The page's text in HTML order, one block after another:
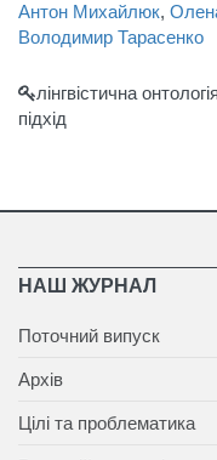
Антон Михайлюк,
Володимир Тарасенко
лінгвістична
підхід
НАШ ЖУРНАЛ
Поточний випуск
Архів
Цілі та проблематика